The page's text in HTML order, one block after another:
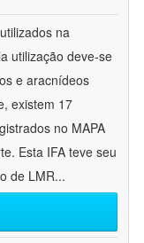
na
utilização deve-se
e aracnídeos
existem 17
no MAPA
Esta IFA teve seu
de LMR...